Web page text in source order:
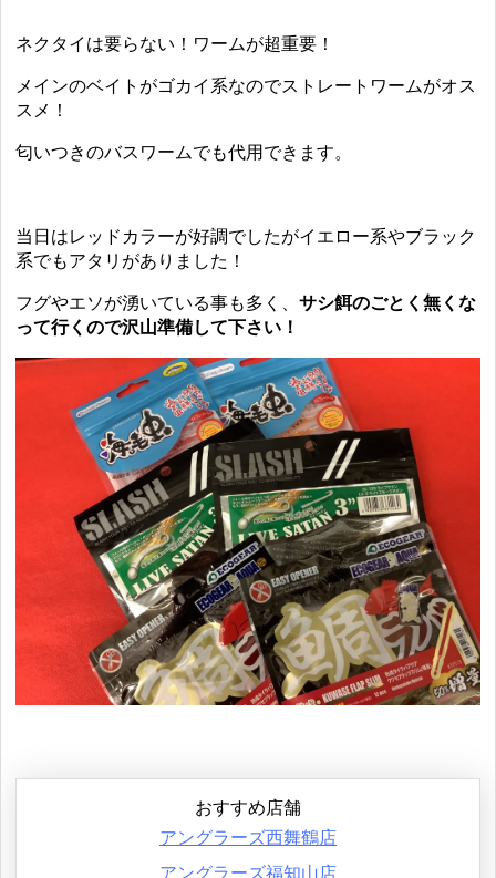
ネクタイは要らない！ワームが超重要！
メインのベイトがゴカイ系なのでストレートワームがオス
スメ！
匂いつきのバスワームでも代用できます。
当日はレッドカラーが好調でしたがイエロー系やブラック
系でもアタリがありました！
フグやエソが湧いている事も多く、サシ餌のごとく無くな
って行くので沢山準備して下さい！
おすすめ店舗
アングラーズ西舞鶴店
アングラーズ福知山店